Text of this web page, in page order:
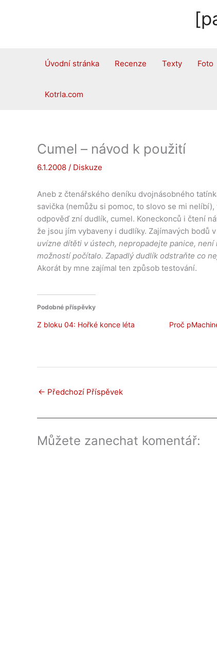
Úvodní stránka Recenze Texty Foto
Kotrla.com
Cumel – návod k použití
6.1.2008 / Diskuze
Aneb z čtenářského deníku dvojnásobného
savička (nemůžu si pomoc, to slovo se mi
odpověď zní dudlík, cumel. Koneckonců i čtení
že jsou jím vybaveny i dudlíky. Zajímavých bodů
uvízne dítěti v ústech, nepropadejte panice,
možností počítalo. Zapadlý dudlík odstraňte co
Akorát by mne zajímal ten způsob testování.
Podobné příspěvky
Z bloku 04: Hořké konce léta Proč
← Předchozí Příspěvek
Můžete zanechat komentář: